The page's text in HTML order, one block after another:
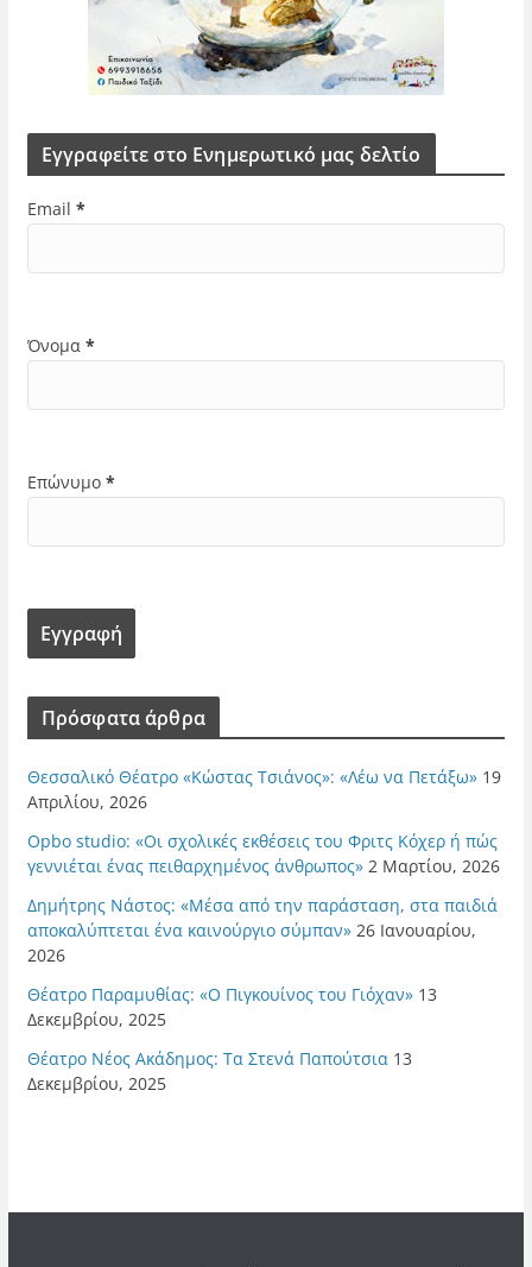
Εγγραφείτε στο Ενημερωτικό μας δελτίο
Email *
Όνομα *
Επώνυμο *
Πρόσφατα άρθρα
Θεσσαλικό Θέατρο «Κώστας Τσιάνος»: «Λέω να Πετάξω» 19
Απριλίου, 2026
Opbo studio: «Οι σχολικές εκθέσεις του Φριτς Κόχερ ή πώς
γεννιέται ένας πειθαρχημένος άνθρωπος» 2 Μαρτίου, 2026
Δημήτρης Νάστος: «Μέσα από την παράσταση, στα παιδιά
αποκαλύπτεται ένα καινούργιο σύμπαν» 26 Ιανουαρίου,
2026
Θέατρο Παραμυθίας: «Ο Πιγκουίνος του Γιόχαν» 13
Δεκεμβρίου, 2025
Θέατρο Νέος Ακάδημος: Τα Στενά Παπούτσια 13
Δεκεμβρίου, 2025